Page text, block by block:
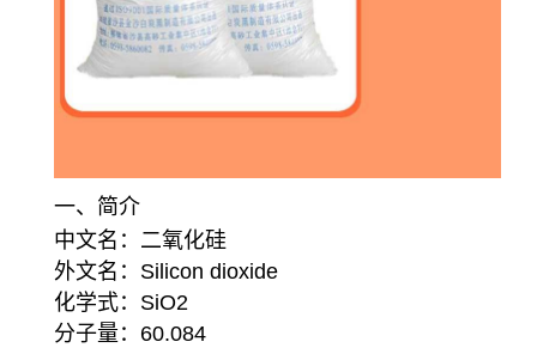
一、简介
中文名：二氧化硅
外文名：Silicon dioxide
化学式：SiO2
分子量：60.084